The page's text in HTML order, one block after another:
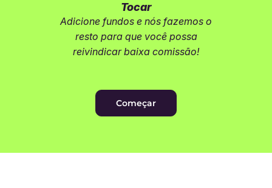
Tocar
Adicione fundos e nós fazemos o
resto para que você possa
reivindicar baixa comissão!
Começar